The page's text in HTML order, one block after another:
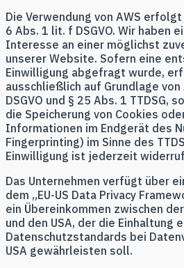
Die Verwendung von AWS
6 Abs. 1 lit. f DSGVO. Wir haben
Interesse an einer möglichst
unserer Website. Sofern eine
Einwilligung abgefragt wurde,
ausschließlich auf Grundlage
DSGVO und § 25 Abs. 1 TTDSG,
die Speicherung von Cookies
Informationen im Endgerät des
Fingerprinting) im Sinne des
Einwilligung ist jederzeit
Das Unternehmen verfügt über
dem „EU-US Data Privacy
ein Übereinkommen zwischen
und den USA, der die Einhaltung
Datenschutzstandards bei
USA gewährleisten soll.